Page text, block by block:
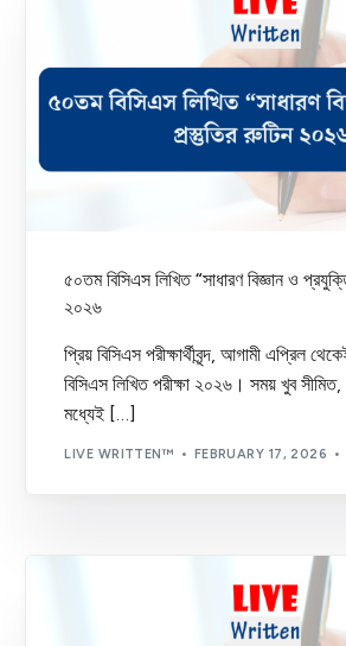
৫০তম বিসিএস লিখিত “সাধারণ বিজ্ঞান ও
২০২৬
প্রিয় বিসিএস পরীক্ষার্থীবৃন্দ, আগামী এপ্রিল
বিসিএস লিখিত পরীক্ষা ২০২৬। সময় খুব
মধ্যেই […]
LIVE WRITTEN™ FEBRUARY 17, 2026